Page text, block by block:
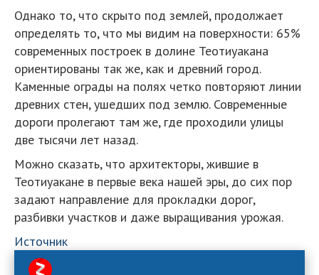
Однако то, что скрыто под землей, продолжает
определять то, что мы видим на поверхности: 65%
современных построек в долине Теотиуакана
ориентированы так же, как и древний город.
Каменные ограды на полях четко повторяют линии
древних стен, ушедших под землю. Современные
дороги пролегают там же, где проходили улицы
две тысячи лет назад.
Можно сказать, что архитекторы, жившие в
Теотиуакане в первые века нашей эры, до сих пор
задают направление для прокладки дорог,
разбивки участков и даже выращивания урожая.
Источник